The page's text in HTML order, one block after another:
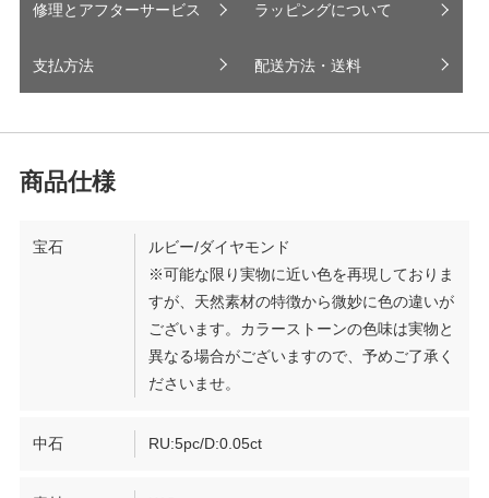
修理とアフターサービス ラッピングについて
支払方法 配送方法・送料
宝石
ルビー/ダイヤモンド
※可能な限り実物に近い色を再現しておりま
すが、天然素材の特徴から微妙に色の違いが
ございます。カラーストーンの色味は実物と
異なる場合がございますので、予めご了承く
ださいませ。
中石 RU:5pc/D:0.05ct